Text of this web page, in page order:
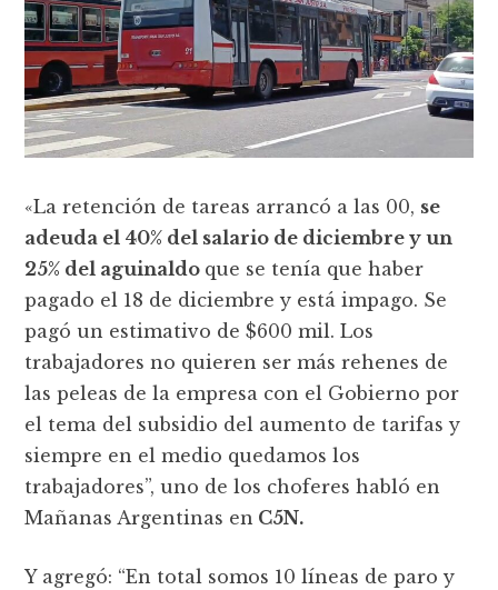
«La retención de tareas arrancó a las 00, se
adeuda el 40% del salario de diciembre y un
25% del aguinaldo que se tenía que haber
pagado el 18 de diciembre y está impago. Se
pagó un estimativo de $600 mil. Los
trabajadores no quieren ser más rehenes de
las peleas de la empresa con el Gobierno por
el tema del subsidio del aumento de tarifas y
siempre en el medio quedamos los
trabajadores”, uno de los choferes habló en
Mañanas Argentinas en C5N.
Y agregó: “En total somos 10 líneas de paro y